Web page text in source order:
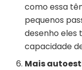
como essa
pequenos
desenho eles
capacidade
Mais